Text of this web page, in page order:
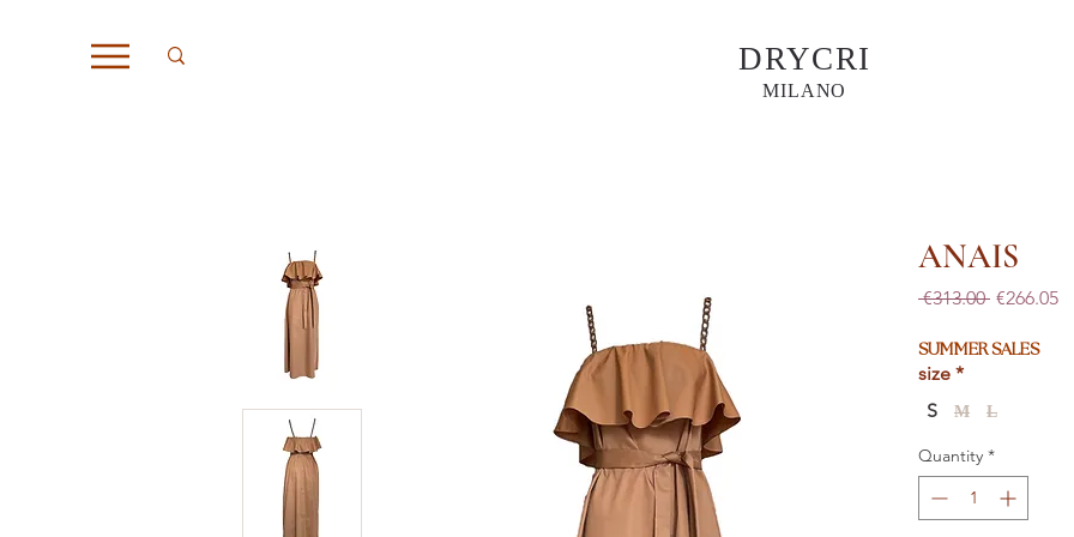
DRYCRI
MILANO
ANAIS
€313.00 Regular
€266.05
SUMMER SALES
size *
S
M L
Quantity *